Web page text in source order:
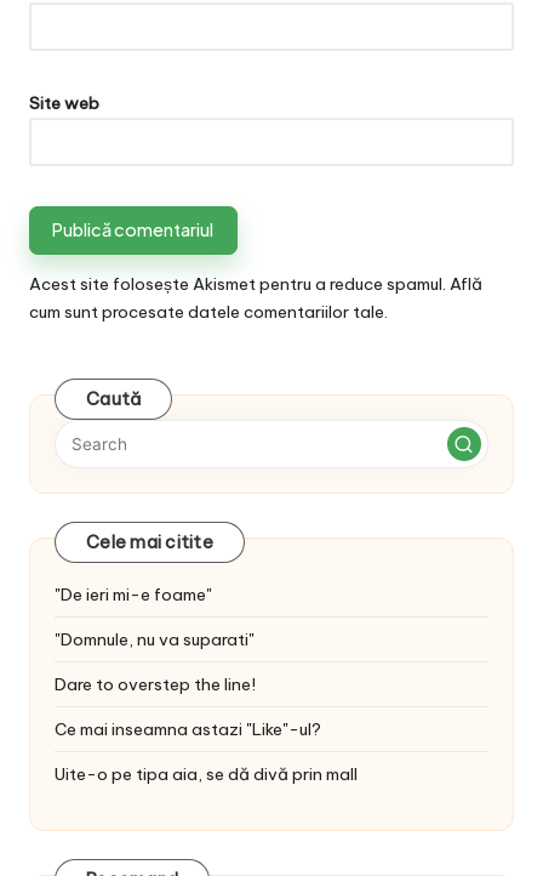
Site web
Acest site folosește Akismet pentru a reduce spamul. Află
cum sunt procesate datele comentariilor tale.
Caută
Cele mai citite
"De ieri mi-e foame"
"Domnule, nu va suparati"
Dare to overstep the line!
Ce mai inseamna astazi "Like"-ul?
Uite-o pe tipa aia, se dă divă prin mall